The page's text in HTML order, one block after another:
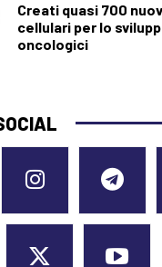
Creati quasi 700
cellulari per lo
oncologici